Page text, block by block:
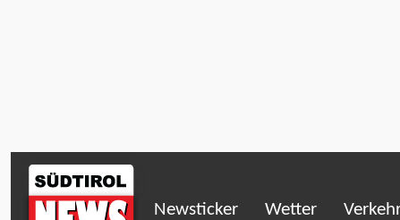
Newsticker Wetter